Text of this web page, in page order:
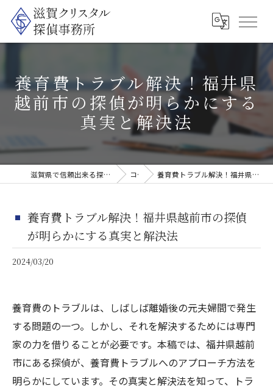
養育費トラブル解決！福井県
越前市の探偵が明らかにする
真実と解決法
滋賀県で信頼出来る探偵なら滋賀クリスタル探偵事務所 コラム 養育費トラブル解決！福井県越前市の探偵が明らかにする真実と解決法
養育費トラブル解決！福井県越前市の探偵
が明らかにする真実と解決法
2024/03/20
養育費のトラブルは、しばしば離婚後の元夫婦間で発生
する問題の一つ。しかし、それを解決するためには専門
家の力を借りることが必要です。本稿では、福井県越前
市にある探偵が、養育費トラブルへのアプローチ方法を
明らかにしています。その真実と解決法を知って、トラ